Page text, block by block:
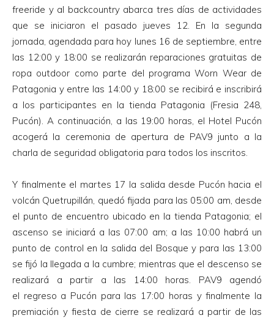
freeride y al backcountry abarca tres días de actividades
que se iniciaron el pasado jueves 12. En la segunda
jornada, agendada para hoy lunes 16 de septiembre, entre
las 12:00 y 18:00 se realizarán reparaciones gratuitas de
ropa outdoor como parte del programa Worn Wear de
Patagonia y entre las 14:00 y 18:00 se recibirá e inscribirá
a los participantes en la tienda Patagonia (Fresia 248,
Pucón). A continuación, a las 19:00 horas, el Hotel Pucón
acogerá la ceremonia de apertura de PAV9 junto a la
charla de seguridad obligatoria para todos los inscritos.
Y finalmente el martes 17 la salida desde Pucón hacia el
volcán Quetrupillán, quedó fijada para las 05:00 am, desde
el punto de encuentro ubicado en la tienda Patagonia; el
ascenso se iniciará a las 07:00 am; a las 10:00 habrá un
punto de control en la salida del Bosque y para las 13:00
se fijó la llegada a la cumbre; mientras que el descenso se
realizará a partir a las 14:00 horas. PAV9 agendó
el regreso a Pucón para las 17:00 horas y finalmente la
premiación y fiesta de cierre se realizará a partir de las